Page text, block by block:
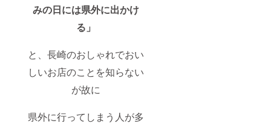
みの日には県外に出かけ
る」
と、長崎のおしゃれでおい
しいお店のことを知らない
が故に
県外に行ってしまう人が多